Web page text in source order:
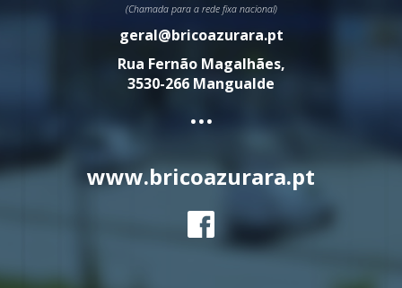
(Chamada para a rede fixa nacional)
geral@bricoazurara.pt
Rua Fernão Magalhães,
3530-266 Mangualde
...
www.bricoazurara.pt